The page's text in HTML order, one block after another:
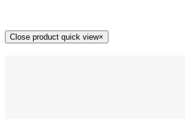
Close product quick view×